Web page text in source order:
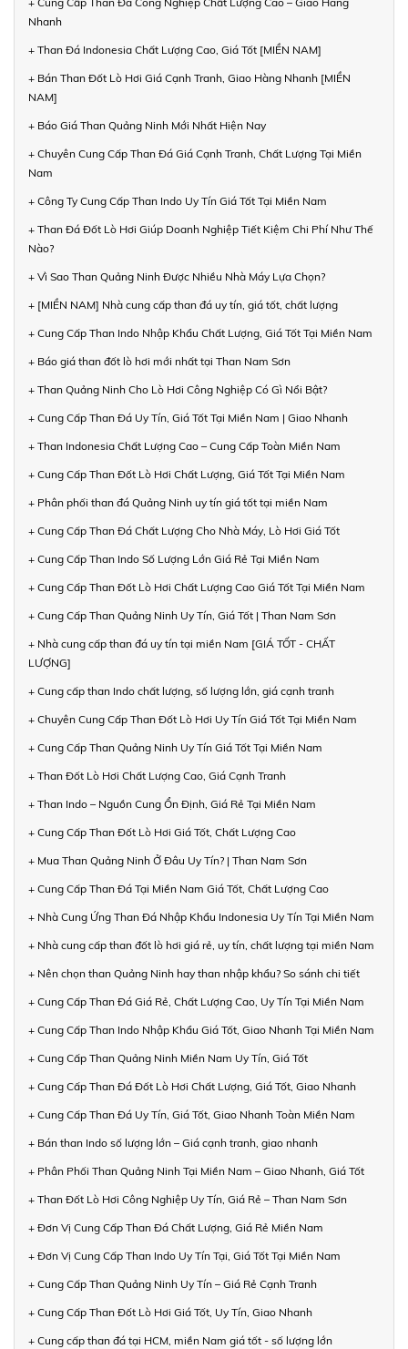
Nhanh
+ Than Đá Indonesia Chất Lượng Cao, Giá Tốt [MIỀN NAM]
+ Bán Than Đốt Lò Hơi Giá Cạnh Tranh, Giao Hàng Nhanh [MIỀN
NAM]
+ Báo Giá Than Quảng Ninh Mới Nhất Hiện Nay
+ Chuyên Cung Cấp Than Đá Giá Cạnh Tranh, Chất Lượng Tại Miền
Nam
+ Công Ty Cung Cấp Than Indo Uy Tín Giá Tốt Tại Miền Nam
+ Than Đá Đốt Lò Hơi Giúp Doanh Nghiệp Tiết Kiệm Chi Phí Như Thế
Nào?
+ Vì Sao Than Quảng Ninh Được Nhiều Nhà Máy Lựa Chọn?
+ [MIỀN NAM] Nhà cung cấp than đá uy tín, giá tốt, chất lượng
+ Cung Cấp Than Indo Nhập Khẩu Chất Lượng, Giá Tốt Tại Miền Nam
+ Báo giá than đốt lò hơi mới nhất tại Than Nam Sơn
+ Than Quảng Ninh Cho Lò Hơi Công Nghiệp Có Gì Nổi Bật?
+ Cung Cấp Than Đá Uy Tín, Giá Tốt Tại Miền Nam | Giao Nhanh
+ Than Indonesia Chất Lượng Cao – Cung Cấp Toàn Miền Nam
+ Cung Cấp Than Đốt Lò Hơi Chất Lượng, Giá Tốt Tại Miền Nam
+ Phân phối than đá Quảng Ninh uy tín giá tốt tại miền Nam
+ Cung Cấp Than Đá Chất Lượng Cho Nhà Máy, Lò Hơi Giá Tốt
+ Cung Cấp Than Indo Số Lượng Lớn Giá Rẻ Tại Miền Nam
+ Cung Cấp Than Đốt Lò Hơi Chất Lượng Cao Giá Tốt Tại Miền Nam
+ Cung Cấp Than Quảng Ninh Uy Tín, Giá Tốt | Than Nam Sơn
+ Nhà cung cấp than đá uy tín tại miền Nam [GIÁ TỐT - CHẤT
LƯỢNG]
+ Cung cấp than Indo chất lượng, số lượng lớn, giá cạnh tranh
+ Chuyên Cung Cấp Than Đốt Lò Hơi Uy Tín Giá Tốt Tại Miền Nam
+ Cung Cấp Than Quảng Ninh Uy Tín Giá Tốt Tại Miền Nam
+ Than Đốt Lò Hơi Chất Lượng Cao, Giá Cạnh Tranh
+ Than Indo – Nguồn Cung Ổn Định, Giá Rẻ Tại Miền Nam
+ Cung Cấp Than Đốt Lò Hơi Giá Tốt, Chất Lượng Cao
+ Mua Than Quảng Ninh Ở Đâu Uy Tín? | Than Nam Sơn
+ Cung Cấp Than Đá Tại Miền Nam Giá Tốt, Chất Lượng Cao
+ Nhà Cung Ứng Than Đá Nhập Khẩu Indonesia Uy Tín Tại Miền Nam
+ Nhà cung cấp than đốt lò hơi giá rẻ, uy tín, chất lượng tại miền Nam
+ Nên chọn than Quảng Ninh hay than nhập khẩu? So sánh chi tiết
+ Cung Cấp Than Đá Giá Rẻ, Chất Lượng Cao, Uy Tín Tại Miền Nam
+ Cung Cấp Than Indo Nhập Khẩu Giá Tốt, Giao Nhanh Tại Miền Nam
+ Cung Cấp Than Quảng Ninh Miền Nam Uy Tín, Giá Tốt
+ Cung Cấp Than Đá Đốt Lò Hơi Chất Lượng, Giá Tốt, Giao Nhanh
+ Cung Cấp Than Đá Uy Tín, Giá Tốt, Giao Nhanh Toàn Miền Nam
+ Bán than Indo số lượng lớn – Giá cạnh tranh, giao nhanh
+ Phân Phối Than Quảng Ninh Tại Miền Nam – Giao Nhanh, Giá Tốt
+ Than Đốt Lò Hơi Công Nghiệp Uy Tín, Giá Rẻ – Than Nam Sơn
+ Đơn Vị Cung Cấp Than Đá Chất Lượng, Giá Rẻ Miền Nam
+ Đơn Vị Cung Cấp Than Indo Uy Tín Tại, Giá Tốt Tại Miền Nam
+ Cung Cấp Than Quảng Ninh Uy Tín – Giá Rẻ Cạnh Tranh
+ Cung Cấp Than Đốt Lò Hơi Giá Tốt, Uy Tín, Giao Nhanh
+ Cung cấp than đá tại HCM, miền Nam giá tốt - số lượng lớn